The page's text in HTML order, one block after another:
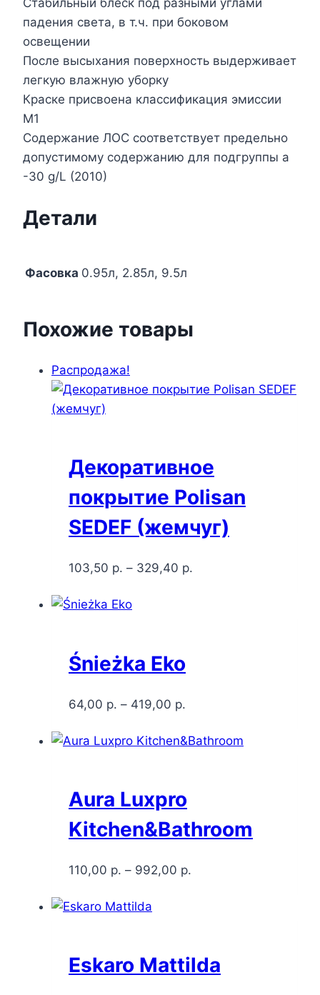
падения света, в т.ч. при боковом
освещении
После высыхания поверхность выдерживает
легкую влажную уборку
Краске присвоена классификация эмиссии
М1
Cодержание ЛОС соответствует предельно
допустимому содержанию для подгруппы a
-30 g/L (2010)
Детали
Фасовка 0.95л, 2.85л, 9.5л
Похожие товары
Распродажа!
Декоративное
покрытие Polisan
SEDEF (жемчуг)
103,50 р. – 329,40 р.
Śnieżka Eko
64,00 р. – 419,00 р.
Aura Luxpro
Kitchen&Bathroom
110,00 р. – 992,00 р.
Eskaro Mattilda